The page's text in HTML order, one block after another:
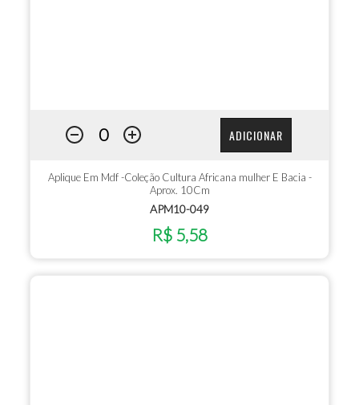
ADICIONAR
Aplique Em Mdf -Coleção Cultura Africana mulher E Bacia -
Aprox. 10Cm
APM10-049
R$ 5,58